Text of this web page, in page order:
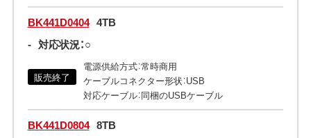
BK441D0404 4TB
- 対応状況：○
販売終了
電源供給方式：常時商用
ケーブルコネクター形状：USB
対応ケーブル：同梱のUSBケーブル
BK441D0804 8TB